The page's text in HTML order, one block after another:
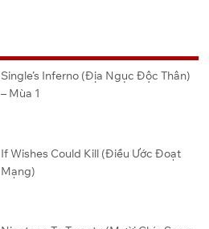
Single’s Inferno (Địa Ngục Độc Thân)
– Mùa 1
If Wishes Could Kill (Điều Ước Đoạt
Mạng)